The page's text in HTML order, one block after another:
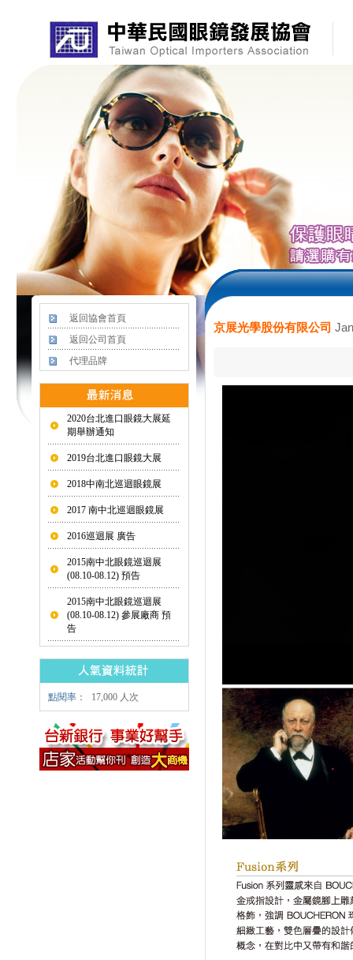
返回協會首頁
返回公司首頁
代理品牌
2020台北進口眼鏡大展延
期舉辦通知
2019台北進口眼鏡大展
2018中南北巡迴眼鏡展
2017 南中北巡迴眼鏡展
2016巡迴展 廣告
2015南中北眼鏡巡迴展
(08.10-08.12) 預告
2015南中北眼鏡巡迴展
(08.10-08.12) 參展廠商 預
告
點閱率： 17,000 人次
京展光學股份有限公司